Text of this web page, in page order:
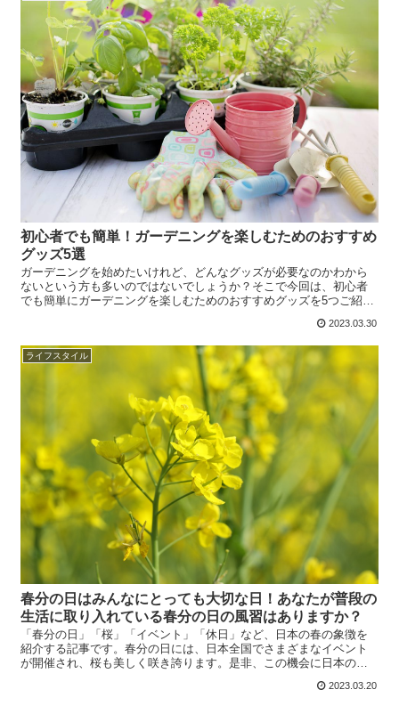
初心者でも簡単！ガーデニングを楽しむためのおすすめ
グッズ5選
ガーデニングを始めたいけれど、どんなグッズが必要なのかわから
ないという方も多いのではないでしょうか？そこで今回は、初心者
でも簡単にガーデニングを楽しむためのおすすめグッズを5つご紹介
2023.03.30
ライフスタイル
春分の日はみんなにとっても大切な日！あなたが普段の
生活に取り入れている春分の日の風習はありますか？
「春分の日」「桜」「イベント」「休日」など、日本の春の象徴を
紹介する記事です。春分の日には、日本全国でさまざまなイベント
が開催され、桜も美しく咲き誇ります。是非、この機会に日本の春
2023.03.20